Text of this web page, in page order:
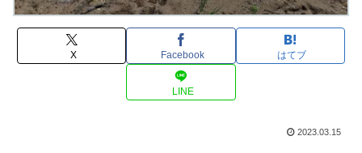
X Facebook はてブ
LINE
2023.03.15